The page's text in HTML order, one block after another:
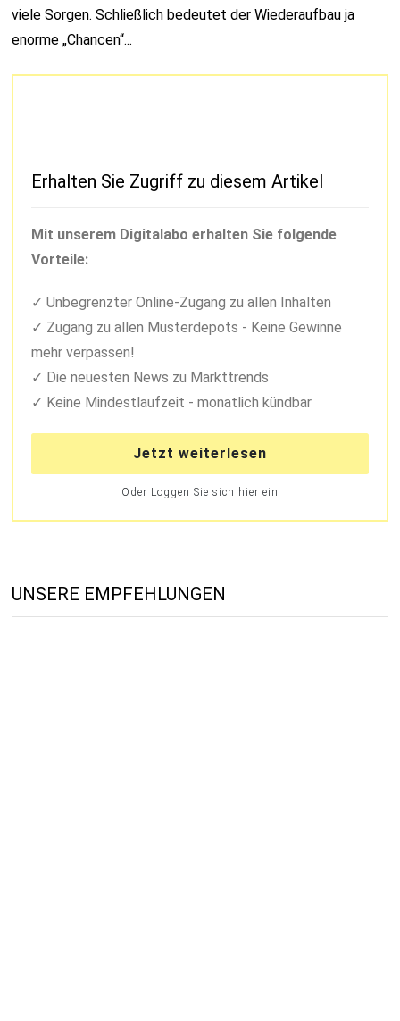
viele Sorgen. Schließlich bedeutet der Wiederaufbau ja
enorme „Chancen“...
Erhalten Sie Zugriff zu diesem Artikel
Mit unserem Digitalabo erhalten Sie folgende
Vorteile:
Unbegrenzter Online-Zugang zu allen Inhalten
Zugang zu allen Musterdepots - Keine Gewinne
mehr verpassen!
Die neuesten News zu Markttrends
Keine Mindestlaufzeit - monatlich kündbar
Jetzt weiterlesen
Oder Loggen Sie sich hier ein
UNSERE EMPFEHLUNGEN